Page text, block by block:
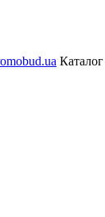
Каталог